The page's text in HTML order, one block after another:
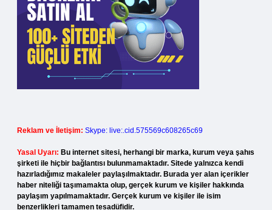
Reklam ve İletişim: Skype: live:.cid.575569c608265c69
Yasal Uyarı: Bu internet sitesi, herhangi bir marka, kurum veya şahıs
şirketi ile hiçbir bağlantısı bulunmamaktadır. Sitede yalnızca kendi
hazırladığımız makaleler paylaşılmaktadır. Burada yer alan içerikler
haber niteliği taşımamakta olup, gerçek kurum ve kişiler hakkında
paylaşım yapılmamaktadır. Gerçek kurum ve kişiler ile isim
benzerlikleri tamamen tesadüfidir.